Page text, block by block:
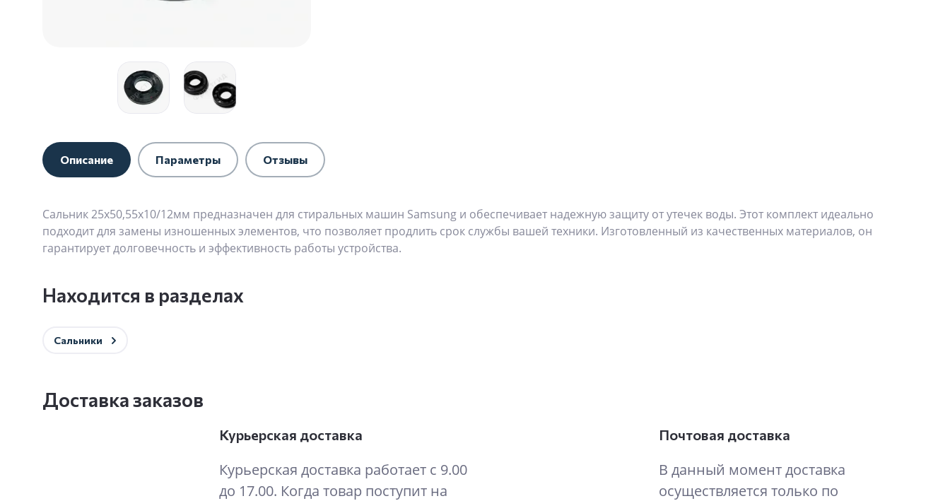
Описание Параметры Отзывы
Сальник 25x50,55x10/12мм предназначен для стиральных машин Samsung и обеспечивает надежную защиту от утечек воды. Этот комплект идеально
подходит для замены изношенных элементов, что позволяет продлить срок службы вашей техники. Изготовленный из качественных материалов, он
гарантирует долговечность и эффективность работы устройства.
Находится в разделах
Сальники
Доставка заказов
Курьерская доставка
Курьерская доставка работает с 9.00
до 17.00. Когда товар поступит на
Почтовая доставка
В данный момент доставка
осуществляется только по